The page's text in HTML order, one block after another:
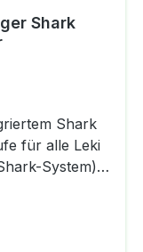
Shark
Shark
für alle Leki
System)